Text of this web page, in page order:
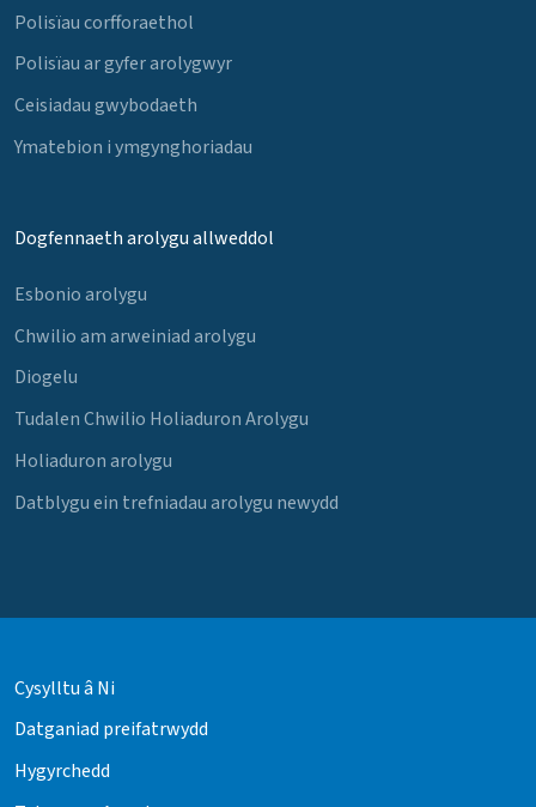
Polisïau corfforaethol
Polisïau ar gyfer arolygwyr
Ceisiadau gwybodaeth
Ymatebion i ymgynghoriadau
Dogfennaeth arolygu allweddol
Esbonio arolygu
Chwilio am arweiniad arolygu
Diogelu
Tudalen Chwilio Holiaduron Arolygu
Holiaduron arolygu
Datblygu ein trefniadau arolygu newydd
Cysylltu â Ni
Datganiad preifatrwydd
Hygyrchedd